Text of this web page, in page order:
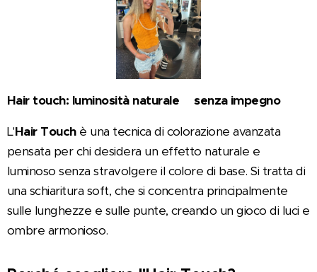
Hair touch: luminosità naturale ✨senza impegno✨
L'Hair Touchè una tecnica di colorazione avanzata
pensata per chi desidera un effetto naturale e
luminoso senza stravolgere il colore di base. Si tratta di
una schiaritura soft, che si concentra principalmente
sulle lunghezze e sulle punte, creando un gioco di luci e
ombre armonioso.